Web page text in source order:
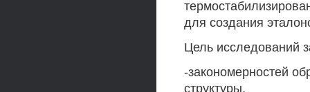
для создания
Цель исследований
-закономерностей
структуры,